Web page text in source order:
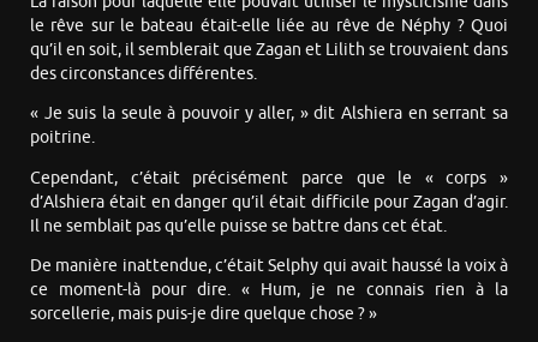
le rêve sur le bateau était-elle liée au rêve de Néphy ? Quoi
qu’il en soit, il semblerait que Zagan et Lilith se trouvaient dans
des circonstances différentes.
« Je suis la seule à pouvoir y aller, » dit Alshiera en serrant sa
poitrine.
Cependant, c’était précisément parce que le « corps »
d’Alshiera était en danger qu’il était difficile pour Zagan d’agir.
Il ne semblait pas qu’elle puisse se battre dans cet état.
De manière inattendue, c’était Selphy qui avait haussé la voix à
ce moment-là pour dire. « Hum, je ne connais rien à la
sorcellerie, mais puis-je dire quelque chose ? »